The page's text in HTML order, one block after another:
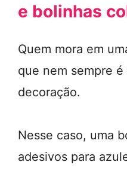
e bolinhas
Quem mora em
que nem sempre
decoração.
Nesse caso, uma
adesivos para